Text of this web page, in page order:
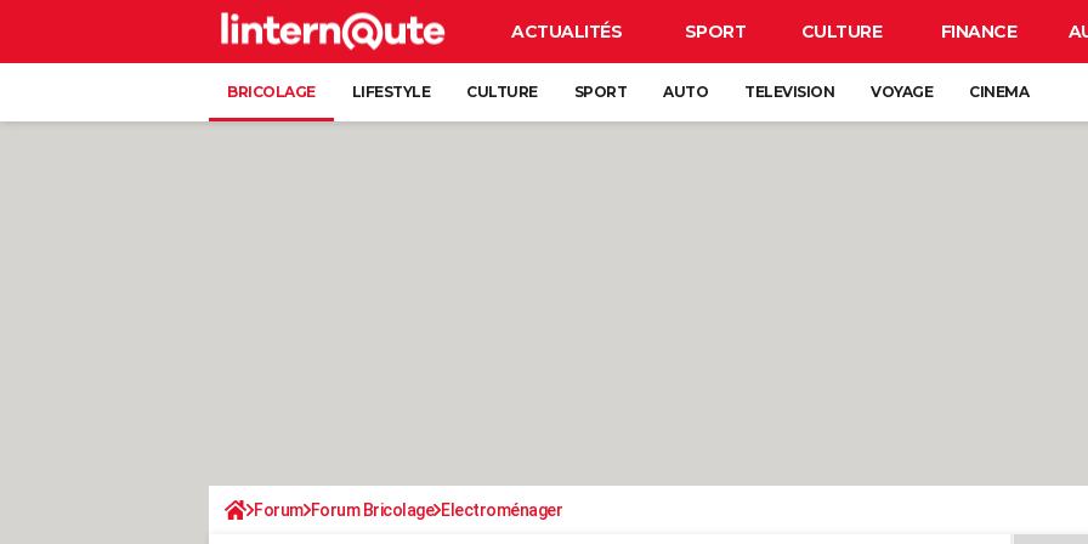
ACTUALITÉS SPORT CULTURE FINANCE
BRICOLAGE LIFESTYLE CULTURE SPORT AUTO TELEVISION VOYAGE CINEMA
Forum Forum Bricolage Electroménager